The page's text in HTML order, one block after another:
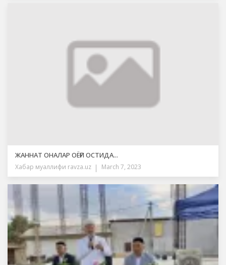
ЖАННАТ ОНАЛАР ОЁҒИ ОСТИДА...
Хабар муаллифи ravza.uz March 7, 2023